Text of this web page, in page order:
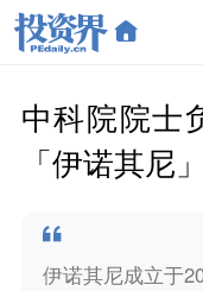
中科院院士
「伊诺其尼
伊诺其尼成立于